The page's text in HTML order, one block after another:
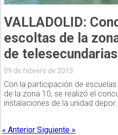
VALLADOLID:
escoltas de la
de telesecundarias
09 de febrero de 2013
Con la participación de
de la zona 10, se realizó el
instalaciones de la unidad depor...
« AnteriorSiguiente »